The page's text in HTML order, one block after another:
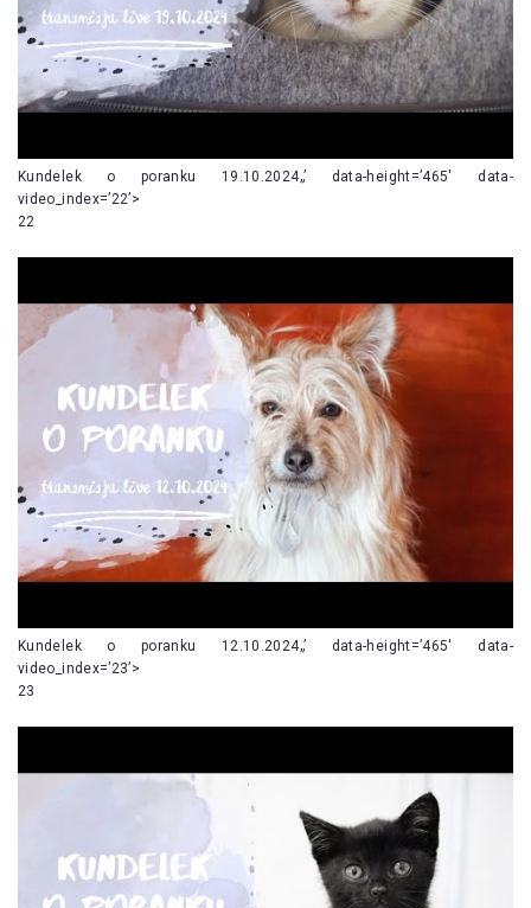
Kundelek o poranku 19.10.2024„’ data-height=’465′ data-
video_index=’22’>
22
Kundelek o poranku 12.10.2024„’ data-height=’465′ data-
video_index=’23’>
23